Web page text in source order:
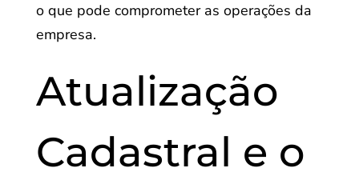
o que pode comprometer as operações da
empresa.
Atualização
Cadastral e o